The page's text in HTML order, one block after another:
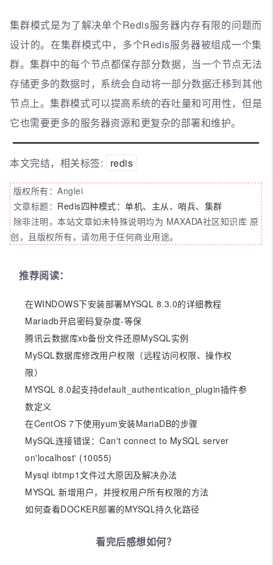
集群模式是为了解决单个Redis服务器内存有限的问题而
设计的。在集群模式中，多个Redis服务器被组成一个集
群。集群中的每个节点都保存部分数据，当一个节点无法
存储更多的数据时，系统会自动将一部分数据迁移到其他
节点上。集群模式可以提高系统的吞吐量和可用性，但是
它也需要更多的服务器资源和更复杂的部署和维护。
本文完结，相关标签: redis
版权所有：Anglei
文章标题： Redis四种模式：单机、主从、哨兵、集群
除非注明，本站文章如未特殊说明均为 MAXADA社区知识库 原
创，且版权所有，请勿用于任何商业用途。
推荐阅读：
在WINDOWS下安装部署MYSQL 8.3.0的详细教程
Mariadb开启密码复杂度-等保
腾讯云数据库xb备份文件还原MySQL实例
MySQL数据库修改用户权限（远程访问权限、操作权
限）
MYSQL 8.0起支持default_authentication_plugin插件参
数定义
在CentOS 7下使用yum安装MariaDB的步骤
MySQL连接错误：Can't connect to MySQL server
on'localhost' (10055)
Mysql ibtmp1文件过大原因及解决办法
MYSQL 新增用户，并授权用户所有权限的方法
如何查看DOCKER部署的MYSQL持久化路径
看完后感想如何？